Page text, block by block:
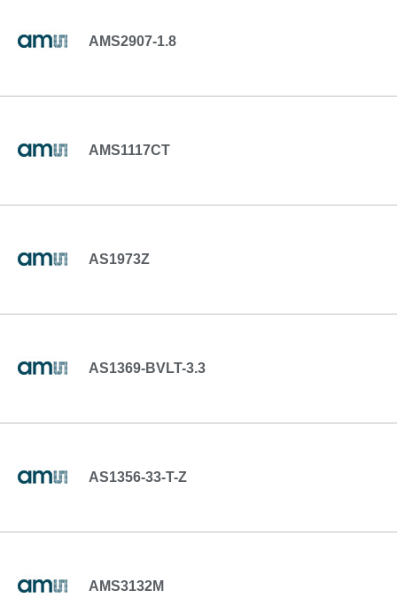
AMS2907-1.8
AMS1117CT
AS1973Z
AS1369-BVLT-3.3
AS1356-33-T-Z
AMS3132M